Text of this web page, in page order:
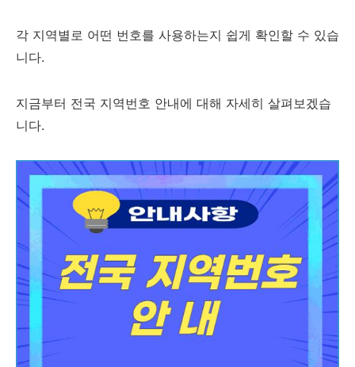
각 지역별로 어떤 번호를 사용하는지 쉽게 확인할 수 있습
니다.
지금부터 전국 지역번호 안내에 대해 자세히 살펴보겠습
니다.